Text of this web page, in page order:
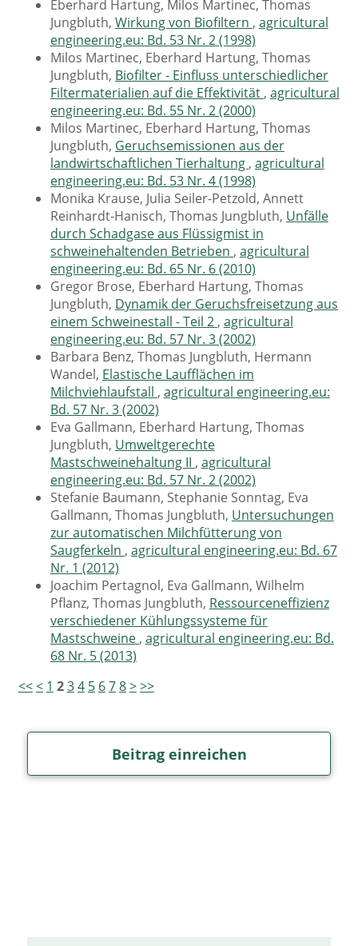
Eberhard Hartung, Milos Martinec, Thomas
Jungbluth, Wirkung von Biofiltern , agricultural
engineering.eu: Bd. 53 Nr. 2 (1998)
Milos Martinec, Eberhard Hartung, Thomas
Jungbluth, Biofilter - Einfluss unterschiedlicher
Filtermaterialien auf die Effektivität , agricultural
engineering.eu: Bd. 55 Nr. 2 (2000)
Milos Martinec, Eberhard Hartung, Thomas
Jungbluth, Geruchsemissionen aus der
landwirtschaftlichen Tierhaltung , agricultural
engineering.eu: Bd. 53 Nr. 4 (1998)
Monika Krause, Julia Seiler-Petzold, Annett
Reinhardt-Hanisch, Thomas Jungbluth, Unfälle
durch Schadgase aus Flüssigmist in
schweinehaltenden Betrieben , agricultural
engineering.eu: Bd. 65 Nr. 6 (2010)
Gregor Brose, Eberhard Hartung, Thomas
Jungbluth, Dynamik der Geruchsfreisetzung aus
einem Schweinestall - Teil 2 , agricultural
engineering.eu: Bd. 57 Nr. 3 (2002)
Barbara Benz, Thomas Jungbluth, Hermann
Wandel, Elastische Laufflächen im
Milchviehlaufstall , agricultural engineering.eu:
Bd. 57 Nr. 3 (2002)
Eva Gallmann, Eberhard Hartung, Thomas
Jungbluth, Umweltgerechte
Mastschweinehaltung II , agricultural
engineering.eu: Bd. 57 Nr. 2 (2002)
Stefanie Baumann, Stephanie Sonntag, Eva
Gallmann, Thomas Jungbluth, Untersuchungen
zur automatischen Milchfütterung von
Saugferkeln , agricultural engineering.eu: Bd. 67
Nr. 1 (2012)
Joachim Pertagnol, Eva Gallmann, Wilhelm
Pflanz, Thomas Jungbluth, Ressourceneffizienz
verschiedener Kühlungssysteme für
Mastschweine , agricultural engineering.eu: Bd.
68 Nr. 5 (2013)
<<< 1 234 5 678>>>
Beitrag einreichen